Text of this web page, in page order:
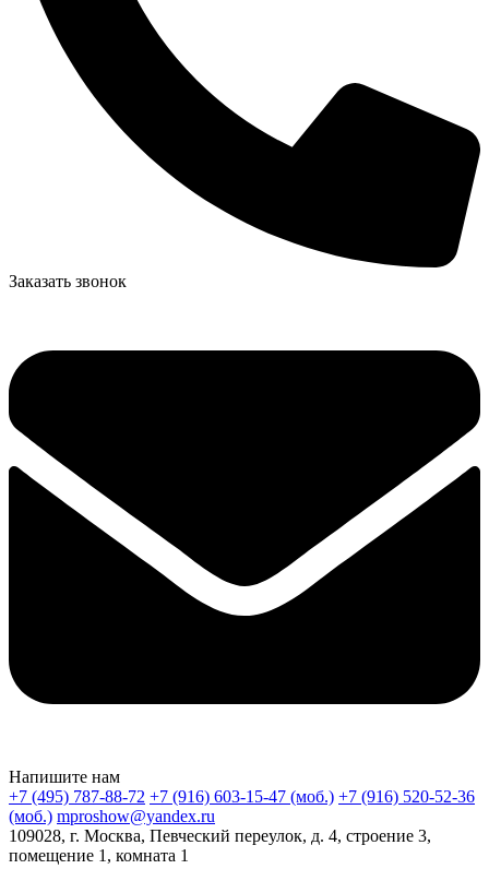
Заказать звонок
Напишите нам
+7 (495) 787-88-72 +7 (916) 603-15-47 (моб.) +7 (916) 520-52-36
(моб.) mproshow@yandex.ru
109028, г. Москва, Певческий переулок, д. 4, строение 3,
помещение 1, комната 1